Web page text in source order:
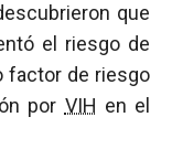
que
el riesgo de
factor de riesgo
por VIH en el